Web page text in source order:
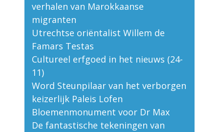
verhalen van Marokkaanse
migranten
Utrechtse oriëntalist Willem de
Famars Testas
Cultureel erfgoed in het nieuws (24-
11)
Word Steunpilaar van het verborgen
keizerlijk Paleis Lofen
Bloemenmonument voor Dr Max
De fantastische tekeningen van